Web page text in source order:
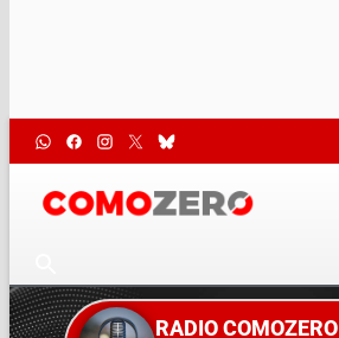
RADIO COMOZERO